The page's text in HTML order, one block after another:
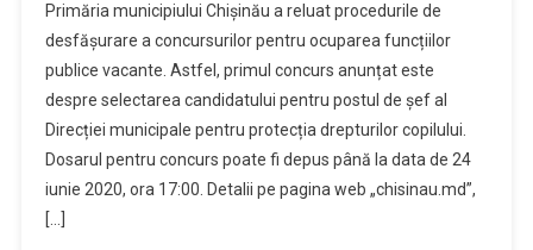
Primăria municipiului Chișinău a reluat procedurile de
desfășurare a concursurilor pentru ocuparea funcțiilor
publice vacante. Astfel, primul concurs anunțat este
despre selectarea candidatului pentru postul de șef al
Direcției municipale pentru protecția drepturilor copilului.
Dosarul pentru concurs poate fi depus până la data de 24
iunie 2020, ora 17:00. Detalii pe pagina web „chisinau.md”,
[…]